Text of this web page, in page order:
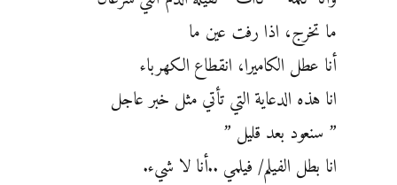
ما تخرج، اذا رفت عين ما
أنا عطل الكاميرا، انقطاع الكهرباء
انا هذه الدعاية التي تأتي مثل خبر عاجل
” سنعود بعد قليل ”
انا بطل الفيلم/ فيلمي ..أنا لا شيء.